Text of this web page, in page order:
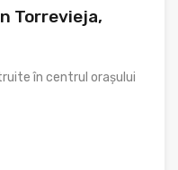
Torrevieja,
în centrul orașului